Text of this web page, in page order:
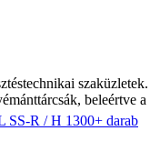
szaküzletek.
beleértve a